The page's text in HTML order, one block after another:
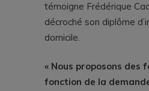
témoigne Frédérique
décroché son diplôme
domicile.
« Nous proposons des
fonction de la